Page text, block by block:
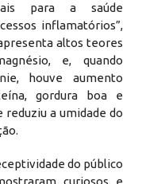
para a saúde
inflamatórios”,
altos teores
e, quando
houve aumento
gordura boa e
a umidade do
do público
curiosos e